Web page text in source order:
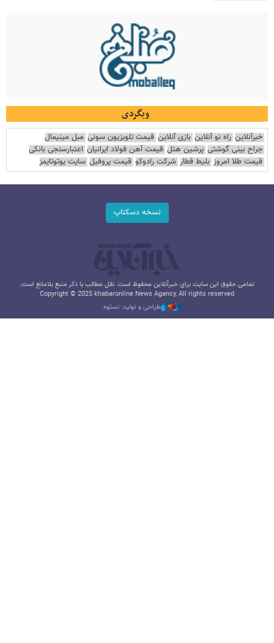
وبگردی
خبرآنلاین راه نو آنلاین بازی آنلاین قیمت تلویزیون سونی مبل مینیمال
جراح بینی گوشتی پرشین هتل قیمت آهن فولاد ایرانیان اعتبارسنجی بانکی
قیمت طلا امروز بلیط قطار شرکت رادوکو قیمت پروفیل سایت یوتوتایمز
نسخه دسکتاپ
تمامی حقوق این سایت برای خبرآنلاین محفوظ است. نقل مطالب با ذکر منبع بلامانع است.
Copyright © 2025 khabaronline News Agancy, All rights reserved
طراحی و تولید: نستوه